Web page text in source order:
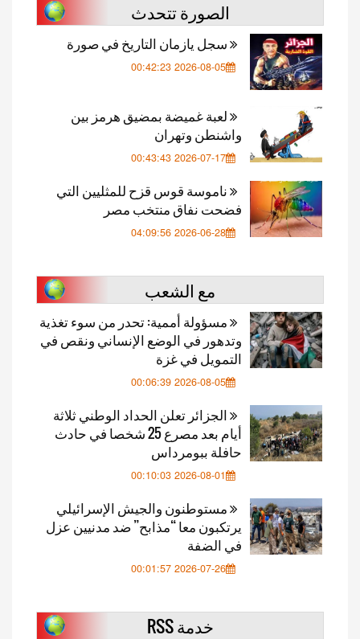
سجل يازمان التاريخ في صورة
2026-08-05 00:42:23
لعبة غميضة بمضيق هرمز بين
واشنطن وتهران
2026-07-17 00:43:43
ناموسة قوس قزح للمثليين التي
فضحت نفاق منتخب مصر
2026-06-28 04:09:56
مسؤولة أممية: تحدر من سوء تغذية
وتدهور في الوضع الإنساني ونقص في
التمويل في غزة
الجزائر تعلن الحداد الوطني ثلاثة
أيام بعد مصرع 25 شخصا في حادث
حافلة ببومرداس
مستوطنون والجيش الإسرائيلي
يرتكبون معا “مذابح” ضد مدنيين عزل
في الضفة